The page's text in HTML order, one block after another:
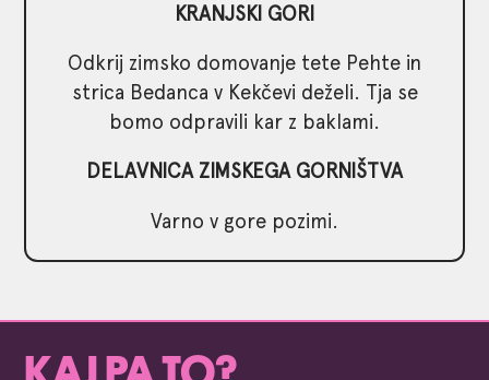
KRANJSKI GORI
Odkrij zimsko domovanje tete Pehte in
strica Bedanca v Kekčevi deželi. Tja se
bomo odpravili kar z baklami.
DELAVNICA ZIMSKEGA GORNIŠTVA
Varno v gore pozimi.